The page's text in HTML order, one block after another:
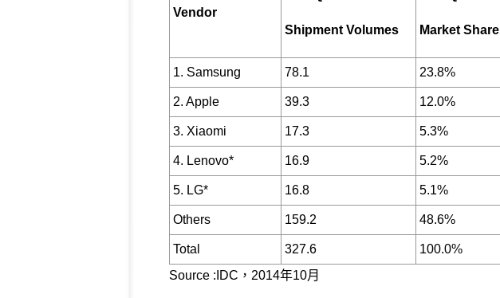
Vendor
Shipment Volumes Market Share
1. Samsung 78.1 23.8%
2. Apple 39.3 12.0%
3. Xiaomi 17.3 5.3%
4. Lenovo* 16.9 5.2%
5. LG* 16.8 5.1%
Others 159.2 48.6%
Total 327.6 100.0%
Source :IDC，2014年10月